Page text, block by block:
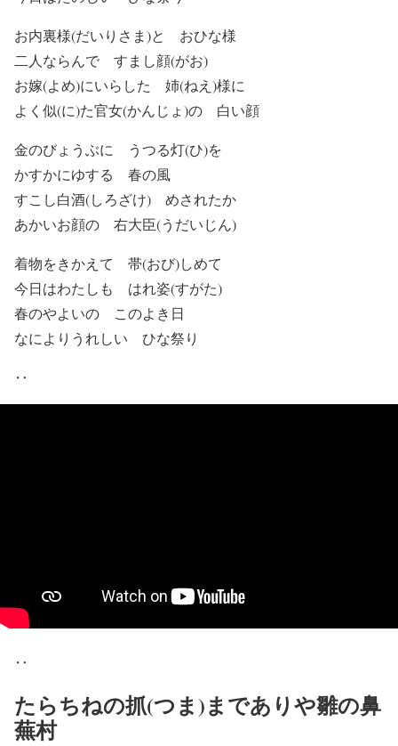
お内裏様(だいりさま)と おひな様
二人ならんで すまし顔(がお)
お嫁(よめ)にいらした 姉(ねえ)様に
よく似(に)た官女(かんじょ)の 白い顔
金のびょうぶに うつる灯(ひ)を
かすかにゆする 春の風
すこし白酒(しろざけ) めされたか
あかいお顔の 右大臣(うだいじん)
着物をきかえて 帯(おび)しめて
今日はわたしも はれ姿(すがた)
春のやよいの このよき日
なによりうれしい ひな祭り
‥
‥
たらちねの抓(つま)までありや雛の鼻
蕪村